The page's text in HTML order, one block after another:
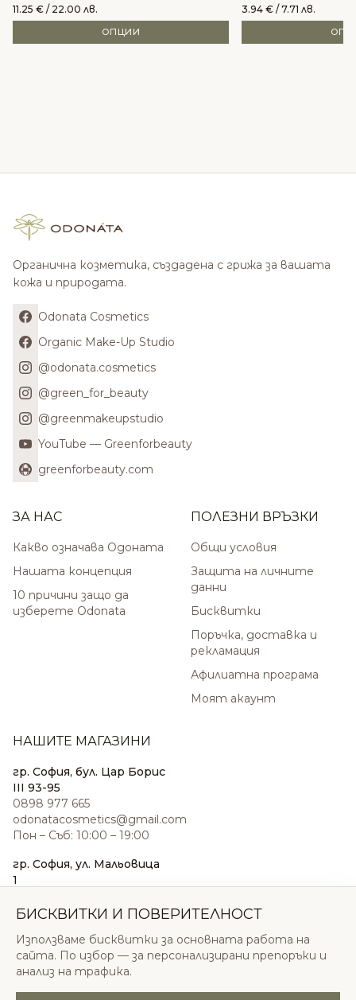
11.25 € / 22.00 лв.
ОПЦИИ
3.94 € / 7.71 лв.
Органична козметика, създадена с грижа за вашата
кожа и природата.
Odonata Cosmetics
Organic Make-Up Studio
@odonata.cosmetics
@green_for_beauty
@greenmakeupstudio
YouTube — Greenforbeauty
greenforbeauty.com
ЗА НАС
Какво означава Одоната
Нашата концепция
10 причини защо да
изберете Odonata
ПОЛЕЗНИ ВРЪЗКИ
Общи условия
Защита на личните
данни
Бисквитки
Поръчка, доставка и
рекламация
Афилиатна програма
Моят акаунт
НАШИТЕ МАГАЗИНИ
гр. София, бул. Цар Борис
III 93-95
0898 977 665
odonatacosmetics@gmail.com
Пон – Съб: 10:00 – 19:00
гр. София, ул. Мальовица
1
sales@odonatacosmetics.com
Нед: 11:00 – 18:00
БИСКВИТКИ И ПОВЕРИТЕЛНОСТ
Използваме бисквитки за основната работа на
сайта. По избор — за персонализирани препоръки и
анализ на трафика.